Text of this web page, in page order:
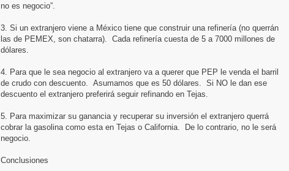
no es negocio”.
3. Si un extranjero viene a México tiene que construir una refinería (no querrán
las de PEMEX, son chatarra). Cada refinería cuesta de 5 a 7000 millones de
dólares.
4. Para que le sea negocio al extranjero va a querer que PEP le venda el barril
de crudo con descuento. Asumamos que es 50 dólares. Si NO le dan ese
descuento el extranjero preferirá seguir refinando en Tejas.
5. Para maximizar su ganancia y recuperar su inversión el extranjero querrá
cobrar la gasolina como esta en Tejas o California. De lo contrario, no le será
negocio.
Conclusiones